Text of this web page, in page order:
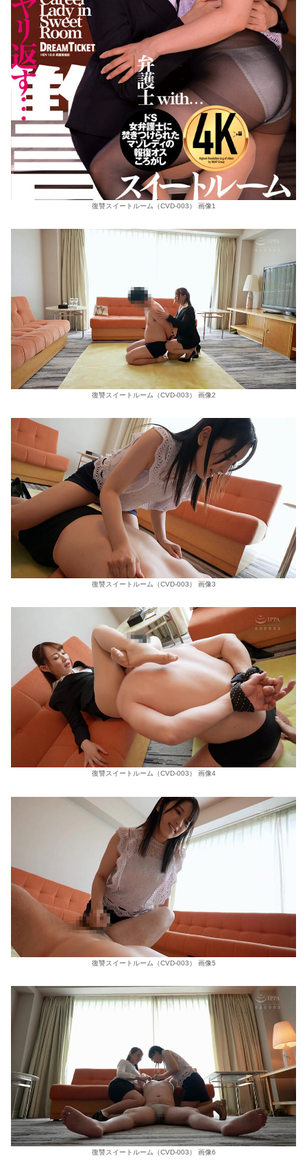
復讐スイートルーム（CVD-003） 画像1
復讐スイートルーム（CVD-003） 画像2
復讐スイートルーム（CVD-003） 画像3
復讐スイートルーム（CVD-003） 画像4
復讐スイートルーム（CVD-003） 画像5
復讐スイートルーム（CVD-003） 画像6